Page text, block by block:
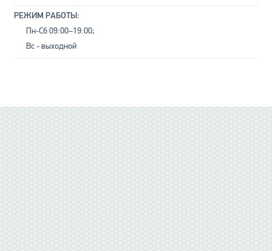
РЕЖИМ РАБОТЫ:
Пн-Сб 09:00–19:00;
Вс - выходной